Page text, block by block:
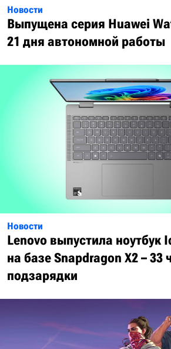
Новости
Выпущена серия Huawei
21 дня автономной работы
Новости
Lenovo выпустила ноутбук
на базе Snapdragon X2 – 33
подзарядки